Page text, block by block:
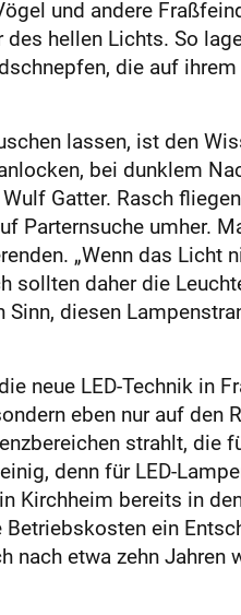
und andere
hellen Lichts. So
die auf
lassen, ist den
bei dunklem
Gatter. Rasch
Parternsuche umher.
„Wenn das
sollten daher die
diesen
neue LED-Technik in
eben nur auf den
strahlt, die
denn für LED-
bereits in
ein
etwa zehn Jahren